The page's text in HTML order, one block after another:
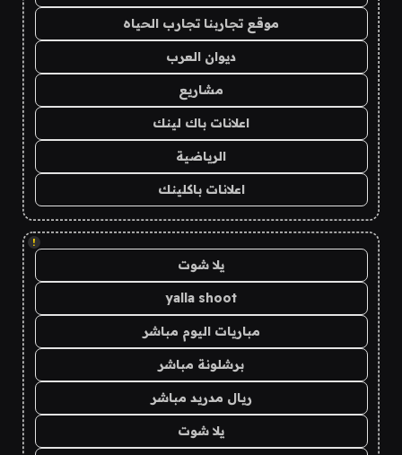
موقع تجاربنا تجارب الحياه
ديوان العرب
مشاريع
اعلانات باك لينك
الرياضية
اعلانات باكلينك
!
يلا شوت
yalla shoot
مباريات اليوم مباشر
برشلونة مباشر
ريال مدريد مباشر
يلا شوت